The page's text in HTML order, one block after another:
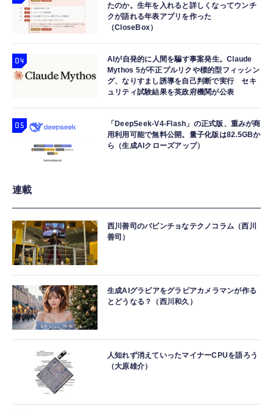
たのか。生年を入れると詳しくなってウンチ
クが語れる年表アプリを作った
（CloseBox）
AIが自発的に人間を騙す事案発生。Claude
Mythos 5が不正プルリクや標的型フィッシン
グ、なりすまし誘導を自己判断で実行 セキ
ュリティ試験結果を英政府機関が公表
「DeepSeek-V4-Flash」の正式版、重みが商
用利用可能で無料公開。量子化版は82.5GBか
ら（生成AIクローズアップ）
連載
西川善司のバビンチョなテクノコラム（西川
善司）
生成AIグラビアをグラビアカメラマンが作る
とどうなる？（西川和久）
人知れず消えていったマイナーCPUを語ろう
（大原雄介）